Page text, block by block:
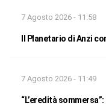
7 Agosto 2026 - 11:58
Il Planetario di Anzi
7 Agosto 2026 - 11:49
“L’eredità